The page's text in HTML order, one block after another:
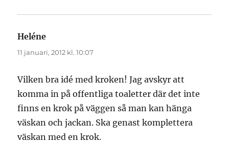
Heléne
11 januari, 2012 kl. 10:07
Vilken bra idé med kroken! Jag avskyr att
komma in på offentliga toaletter där det inte
finns en krok på väggen så man kan hänga
väskan och jackan. Ska genast komplettera
väskan med en krok.